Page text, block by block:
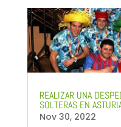
REALIZAR UNA
SOLTERAS EN
Nov 30, 2022